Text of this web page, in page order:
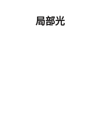
局部光